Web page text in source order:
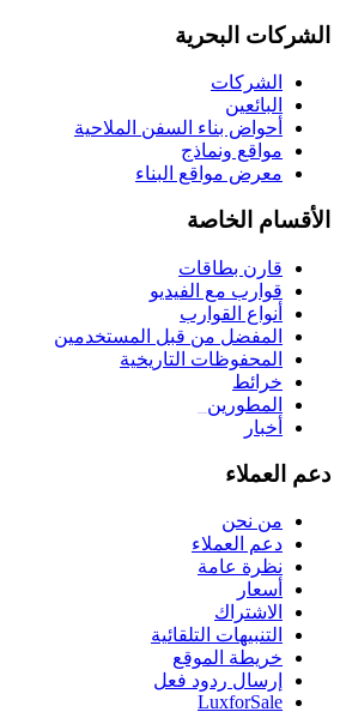
الشركات البحرية
الشركات
البائعين
أحواض بناء السفن الملاحية
مواقع ونماذج
معرض مواقع البناء
الأقسام الخاصة
قارن بطاقات
قوارب مع الفيديو
أنواع القوارب
المفضل من قبل المستخدمين
المحفوظات التاريخية
خرائط
المطورين
أخبار
دعم العملاء
من نحن
دعم العملاء
نظرة عامة
أسعار
الاشتراك
التنبيهات التلقائية
خريطة الموقع
إرسال ردود فعل
LuxforSale